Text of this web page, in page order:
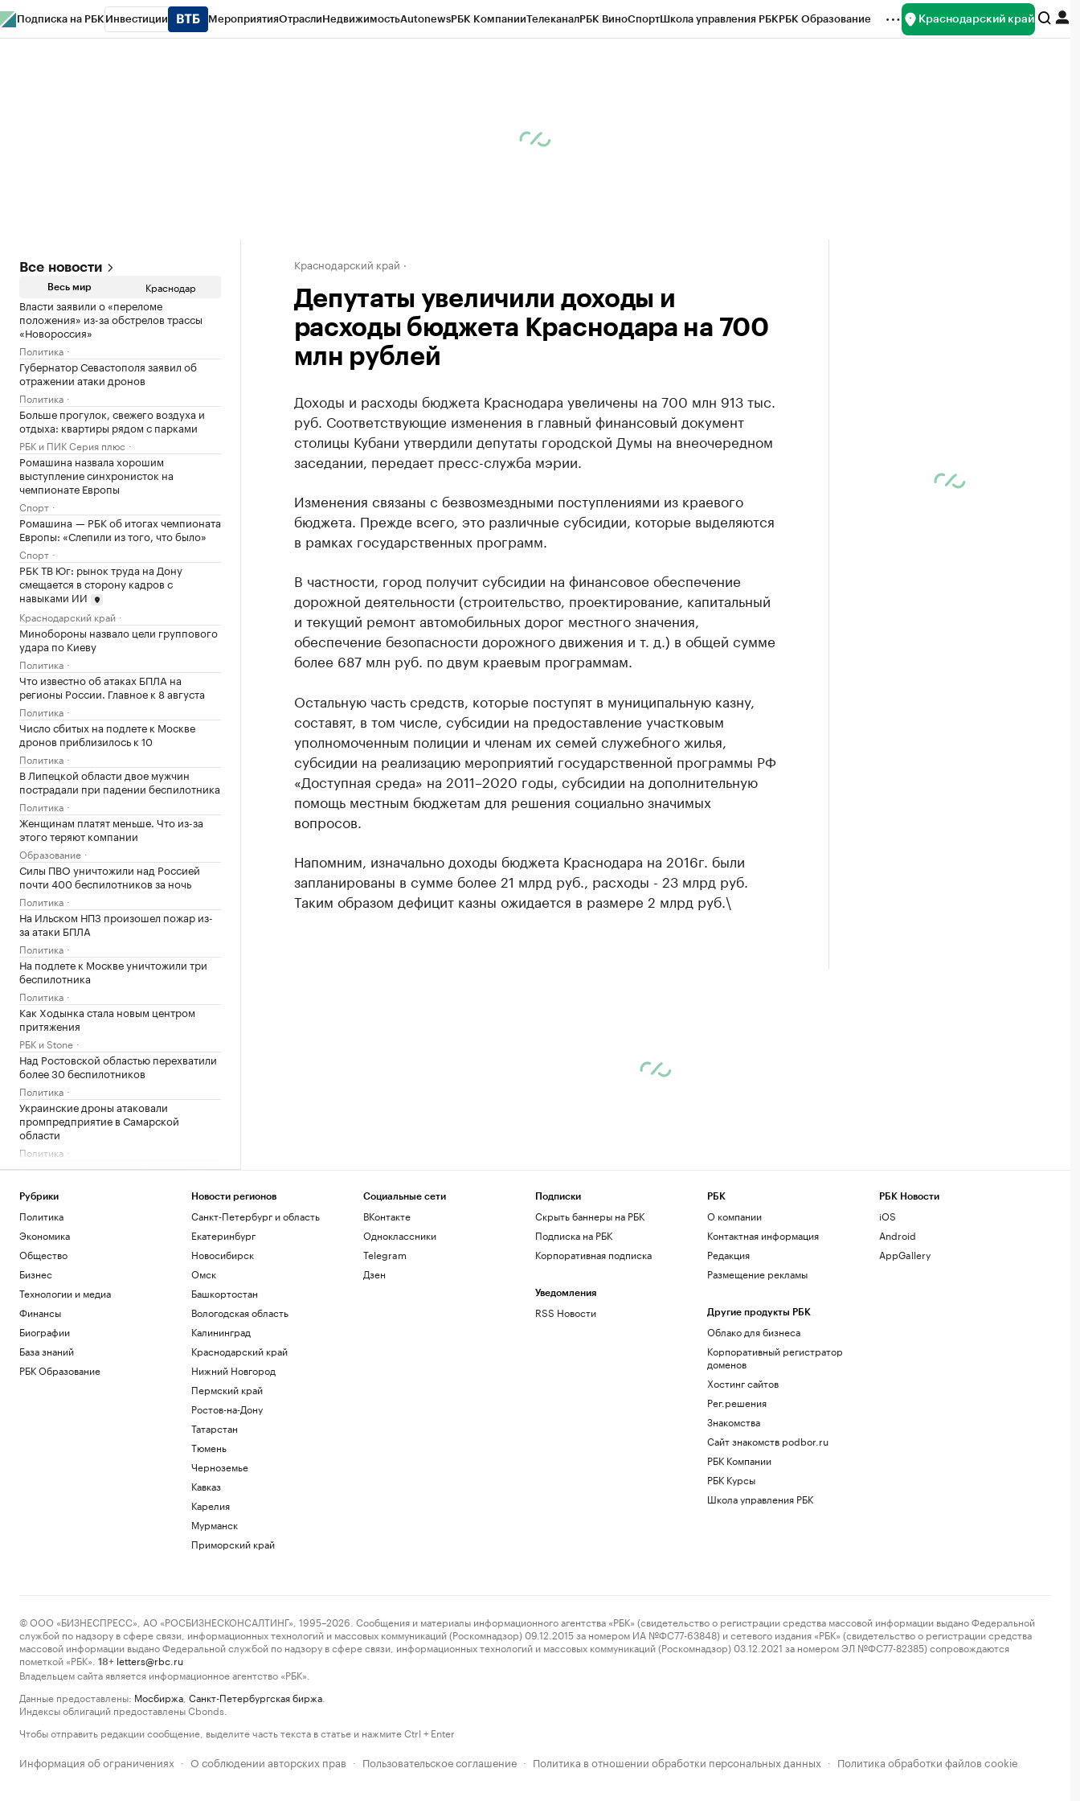
Подписка на РБК Инвестиции МероприятияОтраслиНедвижимостьAutonewsРБК КомпанииТелеканалРБК ВиноСпортШкола управления РБКРБК Образование Краснодарский край
Все новости
Весь мир Краснодар
Власти заявили о «переломе
положения» из-за обстрелов трассы
«Новороссия»
Политика
Губернатор Севастополя заявил об
отражении атаки дронов
Политика
Больше прогулок, свежего воздуха и
отдыха: квартиры рядом с парками
РБК и ПИК Серия плюс
Ромашина назвала хорошим
выступление синхронисток на
чемпионате Европы
Спорт
Ромашина — РБК об итогах чемпионата
Европы: «Слепили из того, что было»
Спорт
РБК ТВ Юг: рынок труда на Дону
смещается в сторону кадров с
навыками ИИ
Краснодарский край
Минобороны назвало цели группового
удара по Киеву
Политика
Что известно об атаках БПЛА на
регионы России. Главное к 8 августа
Политика
Число сбитых на подлете к Москве
дронов приблизилось к 10
Политика
В Липецкой области двое мужчин
пострадали при падении беспилотника
Политика
Женщинам платят меньше. Что из-за
этого теряют компании
Образование
Силы ПВО уничтожили над Россией
почти 400 беспилотников за ночь
Политика
На Ильском НПЗ произошел пожар из-
за атаки БПЛА
Политика
На подлете к Москве уничтожили три
беспилотника
Политика
Как Ходынка стала новым центром
притяжения
РБК и Stone
Над Ростовской областью перехватили
более 30 беспилотников
Политика
Украинские дроны атаковали
промпредприятие в Самарской
области
Политика
Зачем смартфону телеобъектив, 200
РБК и Huawei
Новая Зеландия анонсировала 36-й
Bloomberg узнал, что Украина
пообещала США больше не атаковать
КТК
Политика
Краснодарский край
Депутаты увеличили доходы и
расходы бюджета Краснодара на 700
млн рублей
Доходы и расходы бюджета Краснодара увеличены на 700 млн 913 тыс.
руб. Соответствующие изменения в главный финансовый документ
столицы Кубани утвердили депутаты городской Думы на внеочередном
заседании, передает пресс-служба мэрии.
Изменения связаны с безвозмездными поступлениями из краевого
бюджета. Прежде всего, это различные субсидии, которые выделяются
в рамках государственных программ.
В частности, город получит субсидии на финансовое обеспечение
дорожной деятельности (строительство, проектирование, капитальный
и текущий ремонт автомобильных дорог местного значения,
обеспечение безопасности дорожного движения и т. д.) в общей сумме
более 687 млн руб. по двум краевым программам.
Остальную часть средств, которые поступят в муниципальную казну,
составят, в том числе, субсидии на предоставление участковым
уполномоченным полиции и членам их семей служебного жилья,
субсидии на реализацию мероприятий государственной программы РФ
«Доступная среда» на 2011–2020 годы, субсидии на дополнительную
помощь местным бюджетам для решения социально значимых
вопросов.
Напомним, изначально доходы бюджета Краснодара на 2016г. были
запланированы в сумме более 21 млрд руб., расходы - 23 млрд руб.
Таким образом дефицит казны ожидается в размере 2 млрд руб.\
Рубрики
Политика
Экономика
Общество
Бизнес
Технологии и медиа
Финансы
Биографии
База знаний
РБК Образование
Новости регионов
Санкт-Петербург и область
Екатеринбург
Новосибирск
Омск
Башкортостан
Вологодская область
Калининград
Краснодарский край
Нижний Новгород
Пермский край
Ростов-на-Дону
Татарстан
Тюмень
Черноземье
Кавказ
Карелия
Мурманск
Приморский край
Социальные сети
ВКонтакте
Одноклассники
Telegram
Дзен
Подписки
Скрыть баннеры на РБК
Подписка на РБК
Корпоративная подписка
Уведомления
RSS Новости
РБК
О компании
Контактная информация
Редакция
Размещение рекламы
Другие продукты РБК
Облако для бизнеса
Корпоративный регистратор
доменов
Хостинг сайтов
Рег.решения
Знакомства
Сайт знакомств podbor.ru
РБК Компании
РБК Курсы
Школа управления РБК
РБК Новости
iOS
Android
AppGallery
© ООО «БИЗНЕСПРЕСС», АО «РОСБИЗНЕСКОНСАЛТИНГ», 1995–2026. Сообщения и материалы информационного агентства «РБК» (свидетельство о регистрации средства массовой информации выдано Федеральной
службой по надзору в сфере связи, информационных технологий и массовых коммуникаций (Роскомнадзор) 09.12.2015 за номером ИА №ФС77-63848) и сетевого издания «РБК» (свидетельство о регистрации средства
массовой информации выдано Федеральной службой по надзору в сфере связи, информационных технологий и массовых коммуникаций (Роскомнадзор) 03.12.2021 за номером ЭЛ №ФС77-82385) сопровождаются
пометкой «РБК».
18+ letters@rbc.ru
Владельцем сайта является информационное агентство «РБК».
Данные предоставлены: Мосбиржа Санкт-Петербургская биржа
Индексы облигаций предоставлены Cbonds.
Чтобы отправить редакции сообщение, выделите часть текста в статье и нажмите Ctrl + Enter
Информация об ограничениях · О соблюдении авторских прав · Пользовательское соглашение · Политика в отношении обработки персональных данных · Политика обработки файлов cookie